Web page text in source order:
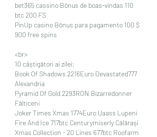
bet365 cassino Bônus de boas-vindas 110
btc 200 FS
PinUp casino Bônus para pagamento 100 $
900 free spins
<br>
10 câștigători ai zilei:
Book Of Shadows 2216Euro Devastated777
Alexandria
Pyramid Of Gold 2293RON Bizarredonner
Fălticeni
Joker Times Xmas 1774Euro Uaass Lupeni
Fire And Ice 717btc Centurymiserly Călărași
Xmas Collection - 20 Lines 677btc Roofarm